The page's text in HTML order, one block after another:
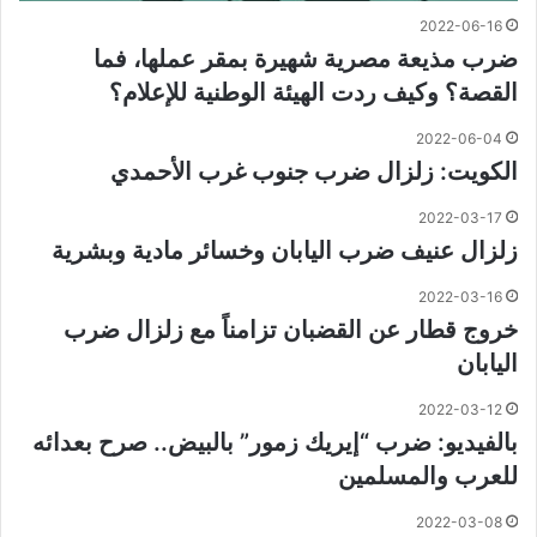
2022-06-16
ضرب مذيعة مصرية شهيرة بمقر عملها، فما
القصة؟ وكيف ردت الهيئة الوطنية للإعلام؟
2022-06-04
الكويت: زلزال ضرب جنوب غرب الأحمدي
2022-03-17
زلزال عنيف ضرب اليابان وخسائر مادية وبشرية
2022-03-16
خروج قطار عن القضبان تزامناً مع زلزال ضرب
اليابان
2022-03-12
بالفيديو: ضرب “إيريك زمور” بالبيض.. صرح بعدائه
للعرب والمسلمين
2022-03-08